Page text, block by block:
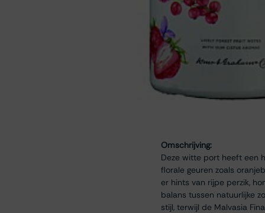
Omschrijving:
Deze witte port heeft een
florale geuren zoals
er hints van rijpe perzik,
balans tussen natuurlijke
stijl, terwijl de Malvasia